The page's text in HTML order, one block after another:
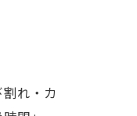
れ・カ